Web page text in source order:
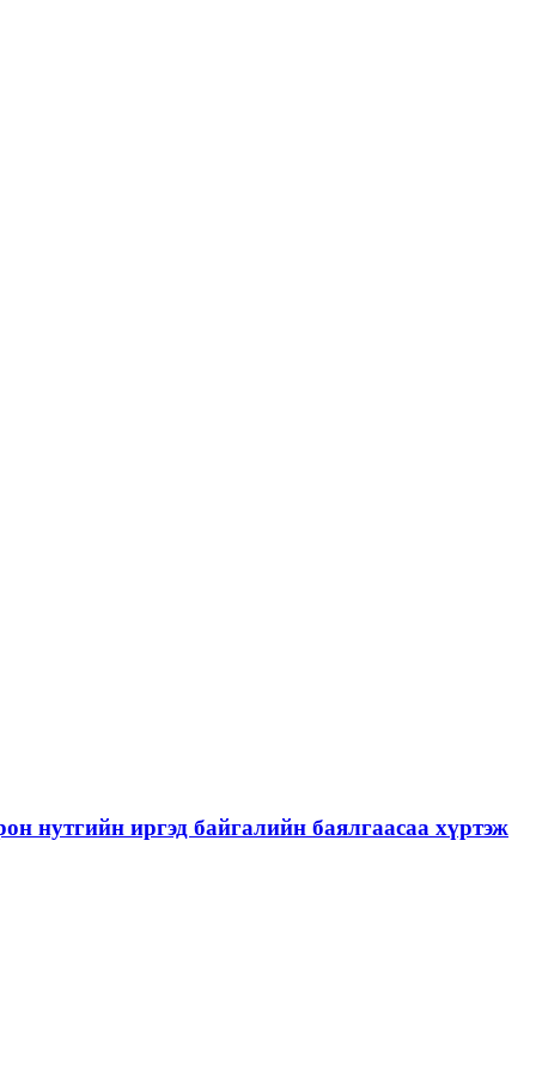
нутгийн иргэд байгалийн баялгаасаа хүртэж